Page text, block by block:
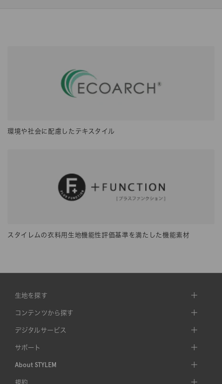
環境や社会に配慮したテキスタイル
スタイレムの衣料用生地機能性評価基準を満たした機能素材
生地を探す
コンテンツから探す
デジタルサービス
サポート
About STYLEM
規約